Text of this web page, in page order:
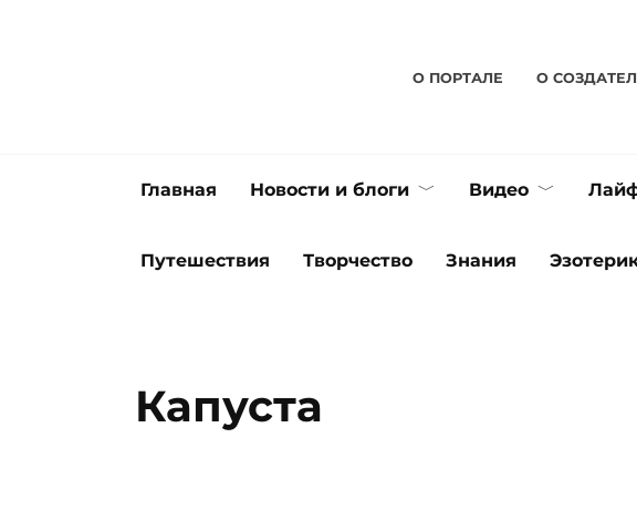
О ПОРТАЛЕ О
Главная Новости и блоги Видео
Путешествия Творчество Знания
Капуста